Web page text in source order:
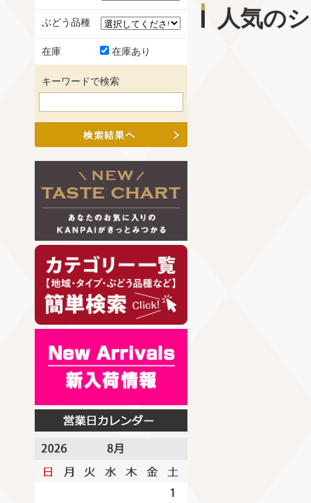
人気の
ぶどう品種
在庫 在庫あり
キーワードで検索